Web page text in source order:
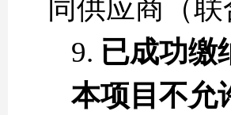
同供应商（
9. 已成功缴
本项目不允